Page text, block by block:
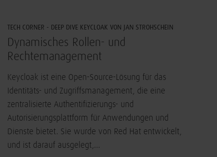
TECH CORNER - DEEP DIVE KEYCLOAK VON JAN STROHSCHEIN
Dynamisches Rollen- und
Rechtemanagement
Keycloak ist eine Open-Source-Lösung für das
Identitäts- und Zugriffsmanagement, die eine
zentralisierte Authentifizierungs- und
Autorisierungsplattform für Anwendungen und
Dienste bietet. Sie wurde von Red Hat entwickelt,
und ist darauf ausgelegt,…